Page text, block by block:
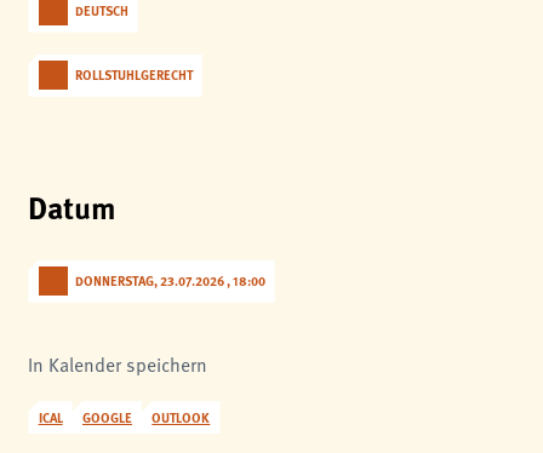
DEUTSCH
ROLLSTUHLGERECHT
Datum
DONNERSTAG, 23.07.2026 , 18:00
In Kalender speichern
ICAL GOOGLE OUTLOOK